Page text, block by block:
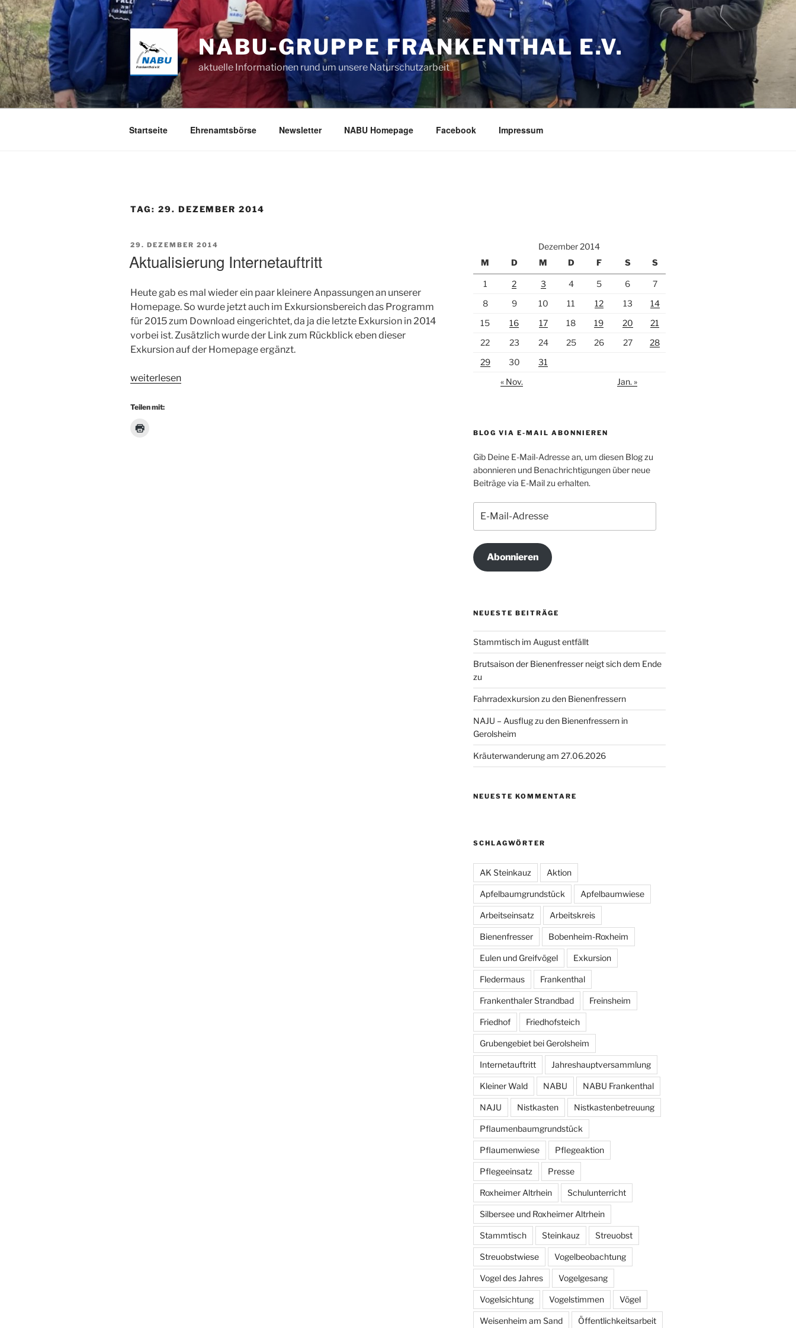
Zum
Inhalt
springen
NABU-GRUPPE FRANKENTHAL E.V.
aktuelle Informationen rund um unsere Naturschutzarbeit
Startseite Ehrenamtsbörse Newsletter NABU Homepage Facebook Impressum
TAG: 29. DEZEMBER 2014
VERÖFFENTLICHT
29. DEZEMBER 2014
Aktualisierung Internetauftritt
Heute gab es mal wieder ein paar kleinere Anpassungen an unserer
Homepage. So wurde jetzt auch im Exkursionsbereich das Programm
für 2015 zum Download eingerichtet, da ja die letzte Exkursion in 2014
vorbei ist. Zusätzlich wurde der Link zum Rückblick eben dieser
Exkursion auf der Homepage ergänzt.
„Aktualisierung
weiterlesen
Teilen mit:
Dezember 2014
M
D M D F S S
1 2 3 4 5 6
7
8
9 10 11 12 13
14
15
16 17 18 19 20
21
22
23 24 25 26 27
28
29
30
31
« Nov.
Jan. »
BLOG VIA E-MAIL ABONNIEREN
Gib Deine E-Mail-Adresse an, um diesen Blog zu
abonnieren und Benachrichtigungen über neue
Beiträge via E-Mail zu erhalten.
Mail-
Adresse
Abonnieren
NEUESTE BEITRÄGE
Stammtisch im August entfällt
Brutsaison der Bienenfresser neigt sich dem Ende
zu
Fahrradexkursion zu den Bienenfressern
NAJU – Ausflug zu den Bienenfressern in
Gerolsheim
Kräuterwanderung am 27.06.2026
NEUESTE KOMMENTARE
SCHLAGWÖRTER
AK Steinkauz Aktion
Apfelbaumgrundstück Apfelbaumwiese
Arbeitseinsatz Arbeitskreis
Bienenfresser Bobenheim-Roxheim
Eulen und Greifvögel Exkursion
Fledermaus Frankenthal
Frankenthaler Strandbad Freinsheim
Friedhof Friedhofsteich
Grubengebiet bei Gerolsheim
Internetauftritt Jahreshauptversammlung
Kleiner Wald NABU NABU Frankenthal
NAJU Nistkasten Nistkastenbetreuung
Pflaumenbaumgrundstück
Pflaumenwiese Pflegeaktion
Pflegeeinsatz Presse
Roxheimer Altrhein Schulunterricht
Silbersee und Roxheimer Altrhein
Stammtisch Steinkauz Streuobst
Streuobstwiese Vogelbeobachtung
Vogel des Jahres Vogelgesang
Vogelsichtung Vogelstimmen Vögel
Weisenheim am Sand Öffentlichkeitsarbeit